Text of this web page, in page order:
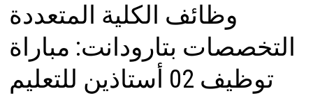
وظائف الكلية المتعددة
التخصصات بتارودانت: مباراة
توظيف 02 أستاذين للتعليم